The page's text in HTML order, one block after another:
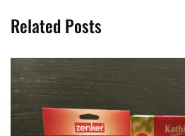
Related Posts